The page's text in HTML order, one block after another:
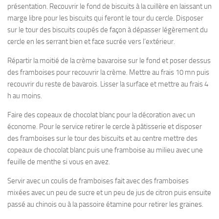
présentation. Recouvrir le fond de biscuits à la cuillère en laissant un
marge libre pour les biscuits qui feront le tour du cercle. Disposer
sur le tour des biscuits coupés de façon à dépasser légèrement du
cercle en les serrant bien et face sucrée vers l’extérieur.
Répartir la moitié de la crème bavaroise sur le fond et poser dessus
des framboises pour recouvrir la crème. Mettre au frais 10 mn puis
recouvrir du reste de bavarois. Lisser la surface et mettre au frais 4
h au moins.
Faire des copeaux de chocolat blanc pour la décoration avec un
économe. Pour le service retirer le cercle à pâtisserie et disposer
des framboises sur le tour des biscuits et au centre mettre des
copeaux de chocolat blanc puis une framboise au milieu avec une
feuille de menthe si vous en avez.
Servir avec un coulis de framboises fait avec des framboises
mixées avec un peu de sucre et un peu de jus de citron puis ensuite
passé au chinois ou à la passoire étamine pour retirer les graines.